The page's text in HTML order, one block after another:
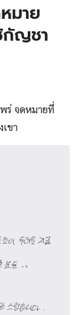
มาย
กัญชา
ร่ จดหมายที่
ขา